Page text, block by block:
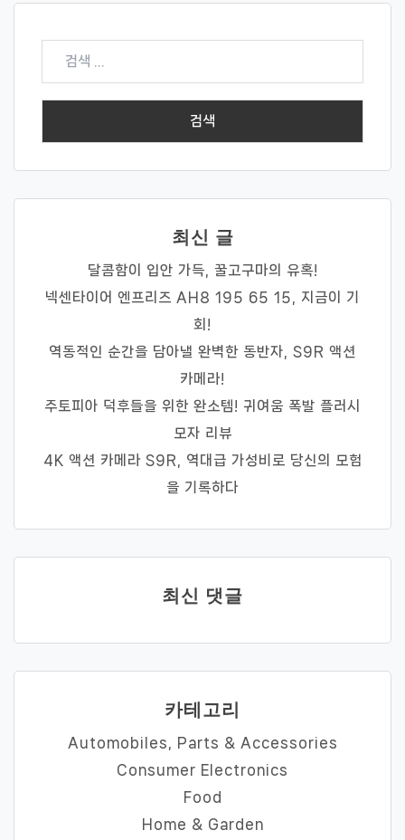
검
최신 글
달콤함이 입안 가득, 꿀고구마의 유혹!
넥센타이어 엔프리즈 AH8 195 65 15, 지금이 기
회!
역동적인 순간을 담아낼 완벽한 동반자, S9R 액션
카메라!
주토피아 덕후들을 위한 완소템! 귀여움 폭발 플러시
모자 리뷰
4K 액션 카메라 S9R, 역대급 가성비로 당신의 모험
을 기록하다
최신 댓글
카테고리
Automobiles, Parts & Accessories
Consumer Electronics
Food
Home & Garden